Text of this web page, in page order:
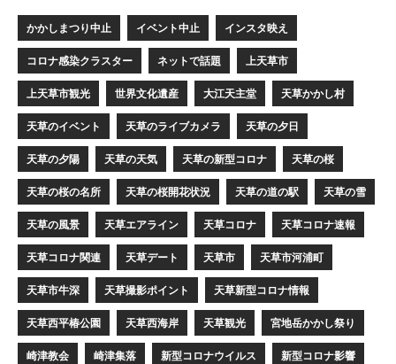
かかしまつり中止 イベント中止 インスタ映え
コロナ感染クラスター ネットで話題 上天草市
上天草市観光 世界文化遺産 大江天主堂 天草かかし村
天草のイベント 天草のライブカメラ 天草の夕日
天草の夕陽 天草の天気 天草の新型コロナ 天草の桜
天草の桜の名所 天草の桜開花状況 天草の道の駅 天草の雪
天草の風景 天草エアライン 天草コロナ 天草コロナ速報
天草コロナ関連 天草デート 天草市 天草市河浦町
天草市牛深 天草撮影ポイント 天草新型コロナ情報
天草西平椿公園 天草西海岸 天草観光 宮地岳かかし祭り
崎津教会 崎津集落 新型コロナウイルス 新型コロナ影響